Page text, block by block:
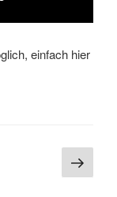
einfach hier
Seite